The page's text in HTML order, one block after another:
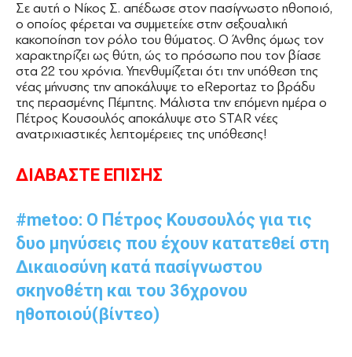
Σε αυτή ο Νίκος Σ. απέδωσε στον πασίγνωστο ηθοποιό,
ο οποίος φέρεται να συμμετείχε στην σεξουαλική
κακοποίηση τον ρόλο του θύματος. Ο Άνθης όμως τον
χαρακτηρίζει ως θύτη, ώς το πρόσωπο που τον βίασε
στα 22 του χρόνια. Υπενθυμίζεται ότι την υπόθεση της
νέας μήνυσης την αποκάλυψε το eReportaz το βράδυ
της περασμένης Πέμπτης. Μάλιστα την επόμενη ημέρα ο
Πέτρος Κουσουλός αποκάλυψε στο STAR νέες
ανατριχιαστικές λεπτομέρειες της υπόθεσης!
ΔΙΑΒΑΣΤΕ ΕΠΙΣΗΣ
#metoo: Ο Πέτρος Κουσουλός για τις
δυο μηνύσεις που έχουν κατατεθεί στη
Δικαιοσύνη κατά πασίγνωστου
σκηνοθέτη και του 36χρονου
ηθοποιού(βίντεο)